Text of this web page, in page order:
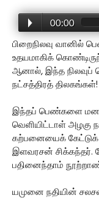
00:00
பிறைநிலவு வானில்
உதயமாகிக்
ஆனால், இந்த
நட்சத்திரத் திலகங்கள்!
இந்தப் பெண்களை
வெளியிட்டாள்
கற்பனையைக்
இளவரசன் சிக்கந்தர்.
பதினைந்தாம்
யமுனை நதியின்